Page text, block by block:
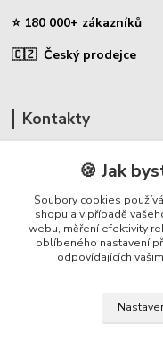
⭐ 180 000+ zákazníků
🇨🇿 Český prodejce
Kontakty
🛡️ Zákaznická
📞 728 007
⏰ Po-Pá - 7:00 -
info@repulse.cz
🍪 Jak
Soubory cookies
shopu a v případě
webu, měření efektivity
oblíbeného nastavení
odpovídajících